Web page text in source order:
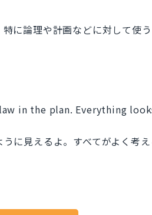
に論理や計画などに対して使う
in the plan. Everything
に見えるよ。すべてがよく考